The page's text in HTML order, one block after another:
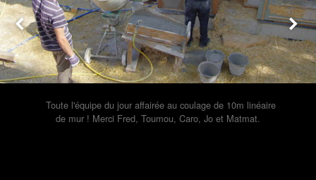
Toute l'équipe du jour affairée au coulage de 10m linéaire
de mur ! Merci Fred, Toumou, Caro, Jo et Matmat.